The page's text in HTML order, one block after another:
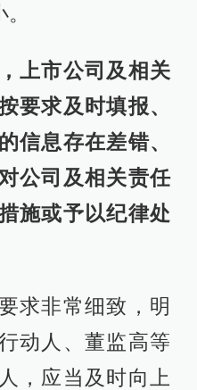
上市公司及相关
要求及时填报、
信息存在差错、
公司及相关责任
施或予以纪律处
求非常细致，明
动人、董监高等
，应当及时向上